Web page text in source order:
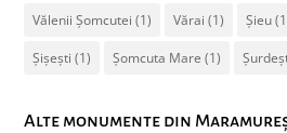
Vălenii Șomcutei (1) Vărai (1) Șieu
Șișești (1) Șomcuta Mare (1)
Alte monumente din